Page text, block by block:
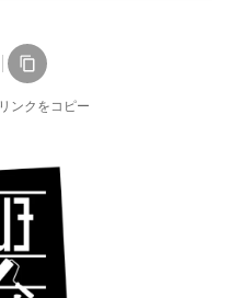
リンクをコピー